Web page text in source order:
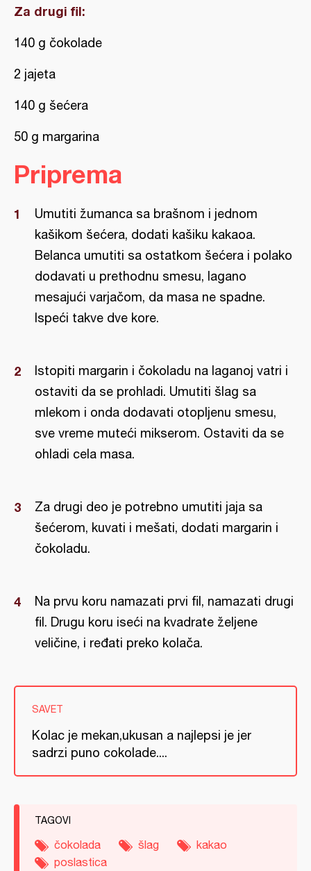
Za drugi fil:
140 g čokolade
2 jajeta
140 g šećera
50 g margarina
Priprema
Umutiti žumanca sa brašnom i jednom
kašikom šećera, dodati kašiku kakaoa.
Belanca umutiti sa ostatkom šećera i polako
dodavati u prethodnu smesu, lagano
mesajući varjačom, da masa ne spadne.
Ispeći takve dve kore.
Istopiti margarin i čokoladu na laganoj vatri i
ostaviti da se prohladi. Umutiti šlag sa
mlekom i onda dodavati otopljenu smesu,
sve vreme muteći mikserom. Ostaviti da se
ohladi cela masa.
Za drugi deo je potrebno umutiti jaja sa
šećerom, kuvati i mešati, dodati margarin i
čokoladu.
Na prvu koru namazati prvi fil, namazati drugi
fil. Drugu koru iseći na kvadrate željene
veličine, i ređati preko kolača.
SAVET
Kolac je mekan,ukusan a najlepsi je jer
sadrzi puno cokolade....
TAGOVI
čokolada šlag
kakao
poslastica